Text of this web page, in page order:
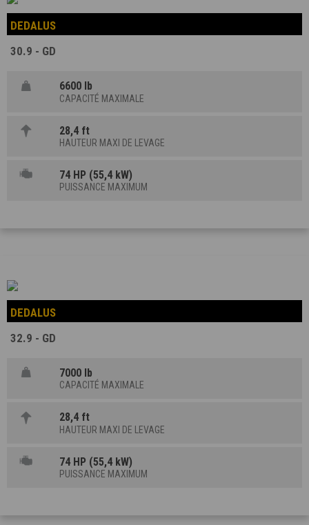
DEDALUS
30.9 - GD
6600 lb
CAPACITÉ MAXIMALE
28,4 ft
HAUTEUR MAXI DE LEVAGE
74 HP (55,4 kW)
PUISSANCE MAXIMUM
DEDALUS
32.9 - GD
7000 lb
CAPACITÉ MAXIMALE
28,4 ft
HAUTEUR MAXI DE LEVAGE
74 HP (55,4 kW)
PUISSANCE MAXIMUM